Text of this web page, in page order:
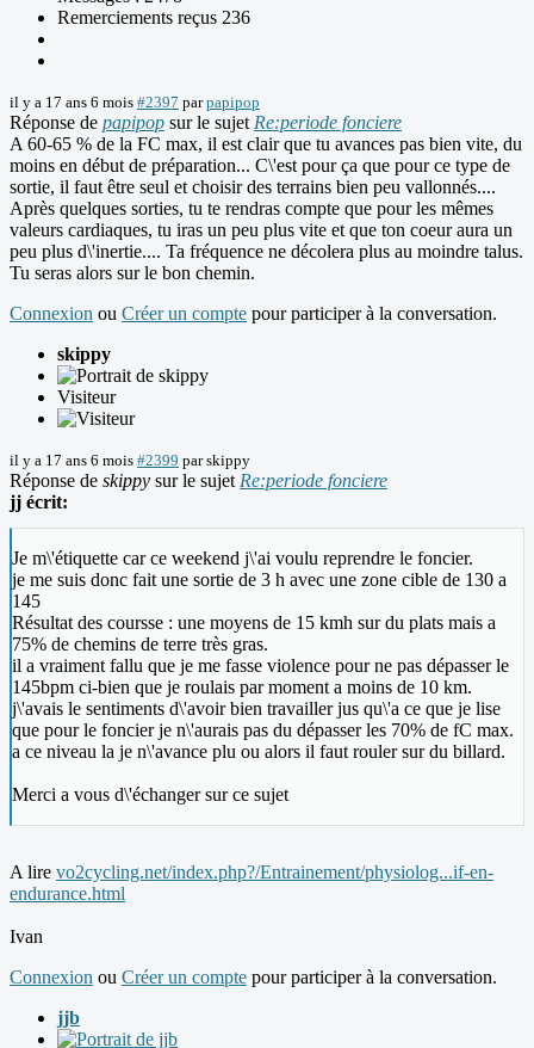
Remerciements reçus 236
il y a 17 ans 6 mois #2397 parpapipop
Réponse de papipop sur le sujet Re:periode fonciere
A 60-65 % de la FC max, il est clair que tu avances pas bien vite, du
moins en début de préparation... C\'est pour ça que pour ce type de
sortie, il faut être seul et choisir des terrains bien peu vallonnés....
Après quelques sorties, tu te rendras compte que pour les mêmes
valeurs cardiaques, tu iras un peu plus vite et que ton coeur aura un
peu plus d\'inertie.... Ta fréquence ne décolera plus au moindre talus.
Tu seras alors sur le bon chemin.
Connexion ou Créer un compte pour participer à la conversation.
skippy
Visiteur
il y a 17 ans 6 mois #2399 parskippy
Réponse de skippy sur le sujet Re:periode fonciere
jj écrit:
Je m\'étiquette car ce weekend j\'ai voulu reprendre le foncier.
je me suis donc fait une sortie de 3 h avec une zone cible de 130 a
145
Résultat des coursse : une moyens de 15 kmh sur du plats mais a
75% de chemins de terre très gras.
il a vraiment fallu que je me fasse violence pour ne pas dépasser le
145bpm ci-bien que je roulais par moment a moins de 10 km.
j\'avais le sentiments d\'avoir bien travailler jus qu\'a ce que je lise
que pour le foncier je n\'aurais pas du dépasser les 70% de fC max.
a ce niveau la je n\'avance plu ou alors il faut rouler sur du billard.
Merci a vous d\'échanger sur ce sujet
A lire vo2cycling.net/index.php?/Entrainement/physiolog...if-en-
endurance.html
Ivan
Connexion ou Créer un compte pour participer à la conversation.
jjb